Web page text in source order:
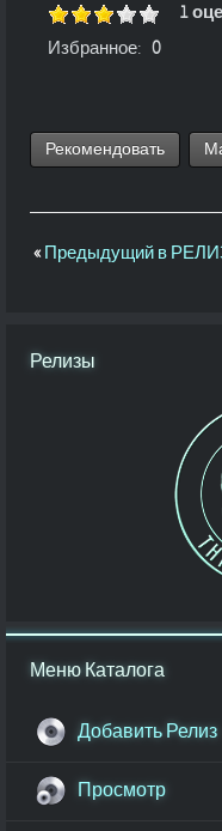
1
Избранное: 0
Рекомендовать
«Предыдущий в
Релизы
Меню Каталога
Добавить Релиз
Просмотр